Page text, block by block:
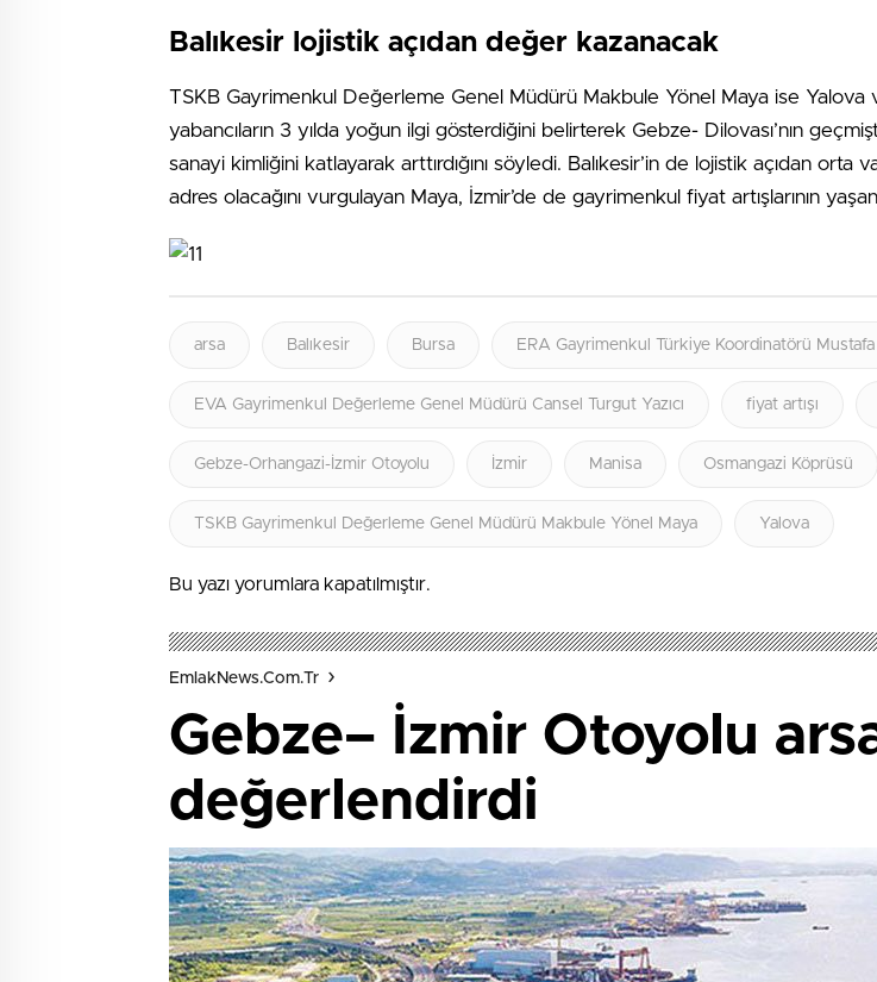
Balıkesir lojistik açıdan değer kazanacak
TSKB Gayrimenkul Değerleme Genel Müdürü Makbule Yönel Maya ise Yalova
yabancıların 3 yılda yoğun ilgi gösterdiğini belirterek Gebze- Dilovası’nın
sanayi kimliğini katlayarak arttırdığını söyledi. Balıkesir’in de lojistik açıdan orta
adres olacağını vurgulayan Maya, İzmir’de de gayrimenkul fiyat artışlarının
arsa Balıkesir Bursa ERA Gayrimenkul Türkiye Koordinatörü Mustafa
EVA Gayrimenkul Değerleme Genel Müdürü Cansel Turgut Yazıcı fiyat artışı
Gebze-Orhangazi-İzmir Otoyolu İzmir Manisa Osmangazi Köprüsü
TSKB Gayrimenkul Değerleme Genel Müdürü Makbule Yönel Maya Yalova
Bu yazı yorumlara kapatılmıştır.
EmlakNews.com.tr
Gebze– İzmir Otoyolu
değerlendirdi